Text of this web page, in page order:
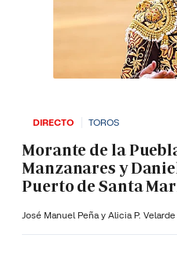
DIRECTO TOROS
Morante de la
Manzanares y
Puerto de Santa
José Manuel Peña y Alicia P. Velarde